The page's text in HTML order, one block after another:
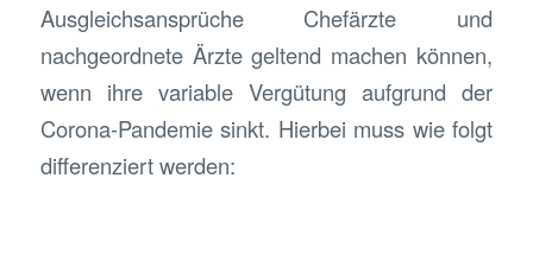
Ausgleichsansprüche Chefärzte und
nachgeordnete Ärzte geltend machen können,
wenn ihre variable Vergütung aufgrund der
Corona-Pandemie sinkt. Hierbei muss wie folgt
differenziert werden: